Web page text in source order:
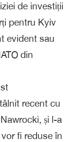
de investiții
pentru Kyiv
evident sau
din
recent cu
și l-a
fi reduse în